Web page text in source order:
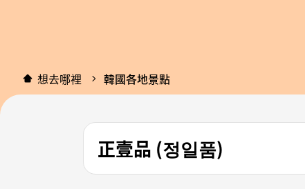
想去哪裡 韓國各地景點
正壹品 (정일품)